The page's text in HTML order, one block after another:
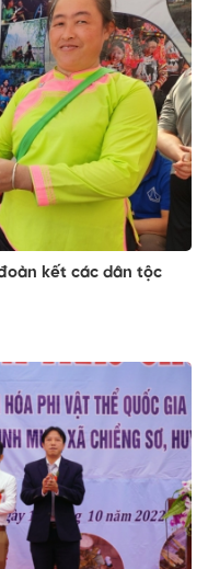
kết các dân tộc